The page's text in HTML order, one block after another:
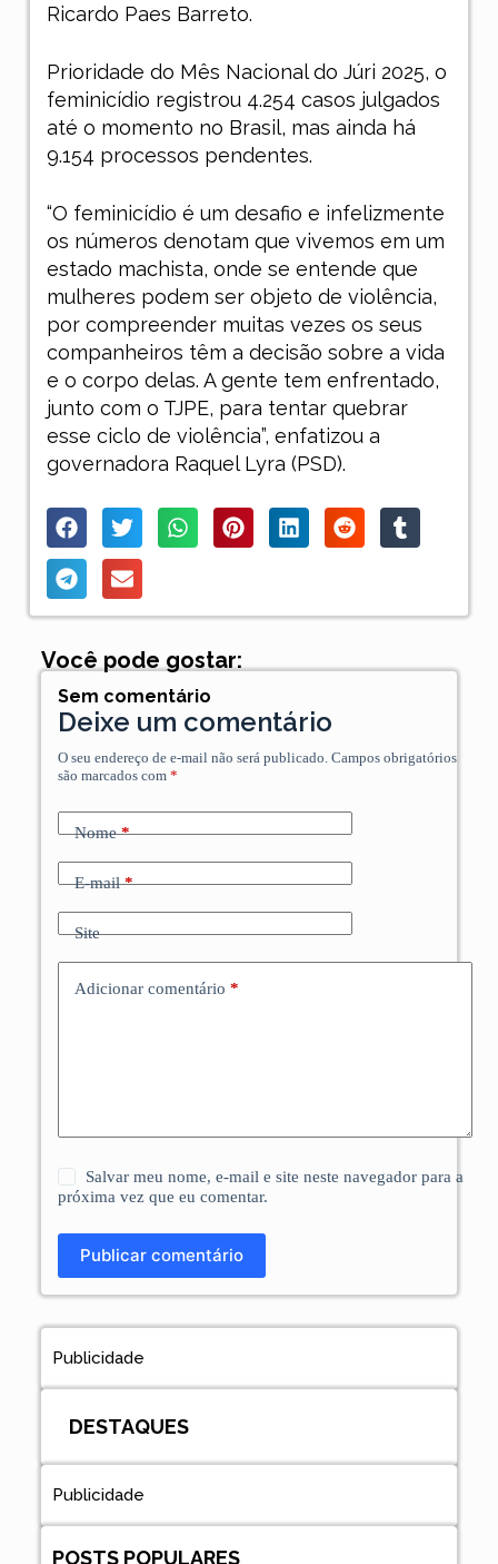
Ricardo Paes Barreto.
Prioridade do Mês Nacional do Júri 2025, o
feminicídio registrou 4.254 casos julgados
até o momento no Brasil, mas ainda há
9.154 processos pendentes.
“O feminicídio é um desafio e infelizmente
os números denotam que vivemos em um
estado machista, onde se entende que
mulheres podem ser objeto de violência,
por compreender muitas vezes os seus
companheiros têm a decisão sobre a vida
e o corpo delas. A gente tem enfrentado,
junto com o TJPE, para tentar quebrar
esse ciclo de violência”, enfatizou a
governadora Raquel Lyra (PSD).
Você pode gostar:
Sem comentário
Deixe um comentário
O seu endereço de e-mail não será publicado. Campos obrigatórios
são marcados com *
Nome*
E-mail*
Site
Adicionar comentário *
Salvar meu nome, e-mail e site neste navegador para a
próxima vez que eu comentar.
Publicar comentário
Publicidade
DESTAQUES
Publicidade
POSTS POPULARES